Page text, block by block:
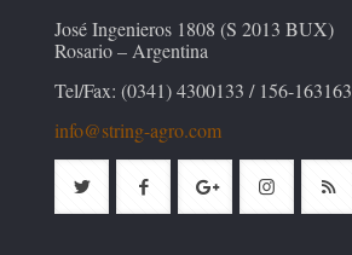
José Ingenieros 1808 (S 2013 BUX)
Rosario – Argentina
Tel/Fax: (0341) 4300133 / 156-163163
info@string-agro.com